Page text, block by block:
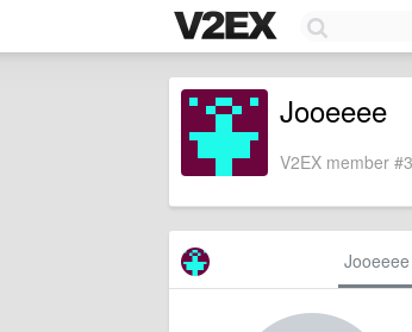
Jooeeee
V2EX member
Jooeeee